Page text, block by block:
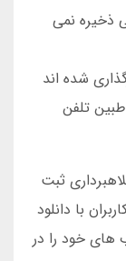
ذخیره نمی
تلفن
گزارش کلاهبرداری ثبت
با دانلود
خود را در